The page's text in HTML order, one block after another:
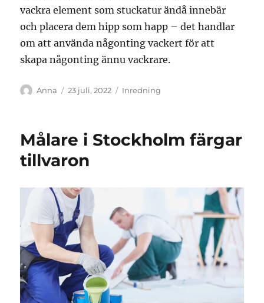
vackra element som stuckatur ändå innebär
och placera dem hipp som happ – det handlar
om att använda någonting vackert för att
skapa någonting ännu vackrare.
Författare
Anna
Publicerat
23 juli, 2022 Kategorier
Inredning
Målare i Stockholm färgar
tillvaron